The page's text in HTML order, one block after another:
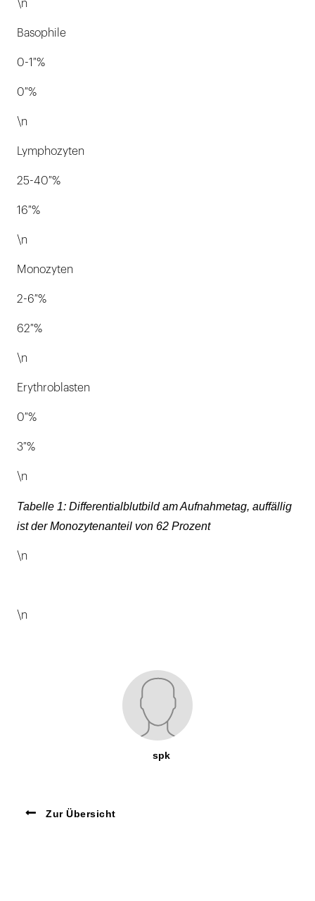
\n
Basophile
0-1 %
0 %
\n
Lymphozyten
25-40 %
16 %
\n
Monozyten
2-6 %
62 %
\n
Erythroblasten
0 %
3 %
\n
Tabelle 1: Differentialblutbild am Aufnahmetag, auffällig
ist der Monozytenanteil von 62 Prozent
\n
\n
spk
Zur Übersicht